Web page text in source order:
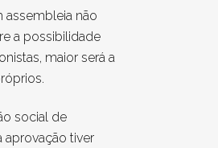
assembleia não
a possibilidade
maior será a
social de
aprovação tiver